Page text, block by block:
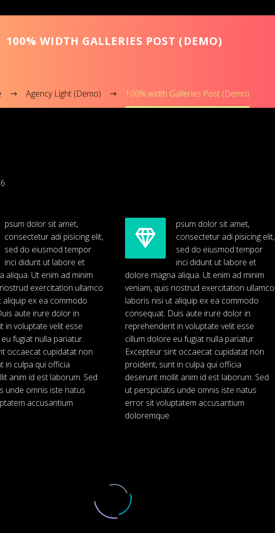
100% WIDTH GALLERIES POST (DEMO)
Agency Light (Demo) 100% width Galleries Post (Demo)
psum dolor sit amet,
consectetur adi pisicing elit,
sed do eiusmod tempor
inci didunt ut labore et
aliqua. Ut enim ad minim
exercitation ullamco
aliquip ex ea commodo
aute irure dolor in
in voluptate velit esse
fugiat nulla pariatur.
occaecat cupidatat non
in culpa qui officia
anim id est laborum. Sed
unde omnis iste natus
accusantium


psum dolor sit amet,
consectetur adi pisicing elit,
sed do eiusmod tempor
inci didunt ut labore et
dolore magna aliqua. Ut enim ad minim
veniam, quis nostrud exercitation ullamco
laboris nisi ut aliquip ex ea commodo
consequat. Duis aute irure dolor in
reprehenderit in voluptate velit esse
cillum dolore eu fugiat nulla pariatur.
Excepteur sint occaecat cupidatat non
proident, sunt in culpa qui officia
deserunt mollit anim id est laborum. Sed
ut perspiciatis unde omnis iste natus
error sit voluptatem accusantium
doloremque.